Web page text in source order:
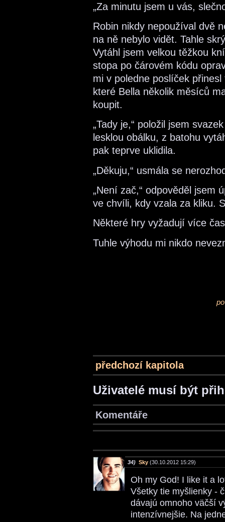
„Za minutu jsem u vás,
Robin nikdy nepoužíval dvě
na ně nebylo vidět. Tahle
Vytáhl jsem velkou těžkou
stopa po čárovém kódu
mi v poledne poslíček
které Bella několik měsíců
koupit.
„Tady je,“ položil jsem
lesklou obálku, z batohu
pak teprve uklidila.
„Děkuju,“ usmála se
„Není zač,“ odpověděl jsem
ve chvíli, kdy vzala za kliku.
Některé hry vyžadují více
Tuhle výhodu mi nikdo
předchozí kapitola
Uživatelé musí být
Komentáře
34) Sky (30.10.2012 15:29)
Oh my God! I like it a
Všetky tie myšlienky -
dávajú omnoho väčší
intenzívnejšie. Na